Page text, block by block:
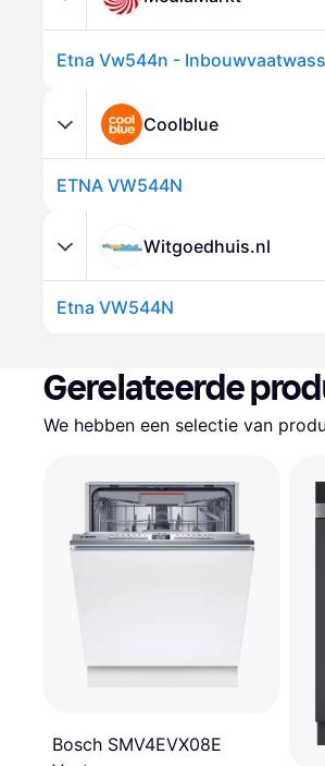
Coolblue
ETNA VW544N
Witgoedhuis.nl
Etna VW544N
Gerelateerde
We hebben een selectie van
Bosch SMV4EVX08E